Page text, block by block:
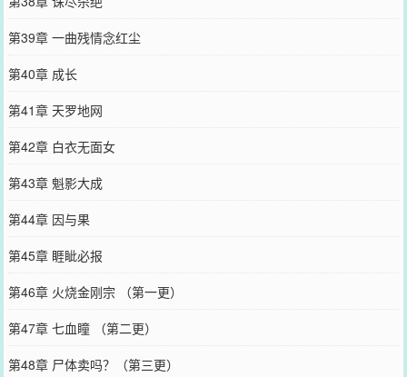
第39章 一曲残情念红尘
第40章 成长
第41章 天罗地网
第42章 白衣无面女
第43章 魁影大成
第44章 因与果
第45章 睚眦必报
第46章 火烧金刚宗 （第一更）
第47章 七血瞳 （第二更）
第48章 尸体卖吗？（第三更）